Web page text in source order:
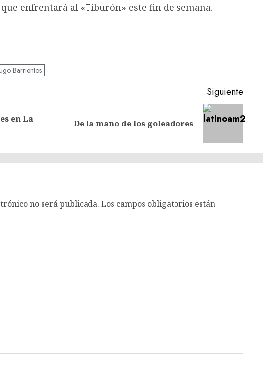
enfrentará al «Tiburón» este fin de semana.
Barrientos
Entrada
en La
Siguiente
Siguiente
De la mano de los goleadores
no será publicada. Los campos obligatorios están